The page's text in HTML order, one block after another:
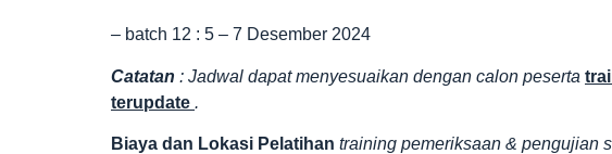
– batch 12 : 5 – 7 Desember 2024
Catatan : Jadwal dapat menyesuaikan dengan calon peserta
terupdate .
Biaya dan Lokasi Pelatihan training pemeriksaan & pengujian